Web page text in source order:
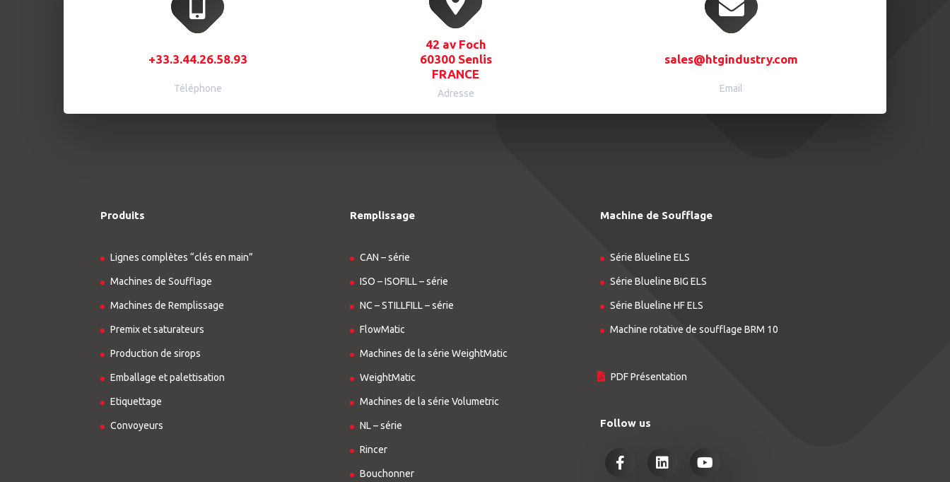
+33.3.44.26.58.93
Téléphone
42 av Foch
60300 Senlis
FRANCE
Adresse
sales@htgindustry.com
Email
Produits
Lignes complètes “clés en main”
Machines de Soufflage
Machines de Remplissage
Premix et saturateurs
Production de sirops
Emballage et palettisation
Etiquettage
Convoyeurs
Remplissage
CAN – série
ISO – ISOFILL – série
NC – STILLFILL – série
FlowMatic
Machines de la série WeightMatic
WeightMatic
Machines de la série Volumetric
NL – série
Rincer
Bouchonner
Machine de Soufflage
Série Blueline ELS
Série Blueline BIG ELS
Série Blueline HF ELS
Machine rotative de soufflage BRM 10
PDF Présentation
Follow us